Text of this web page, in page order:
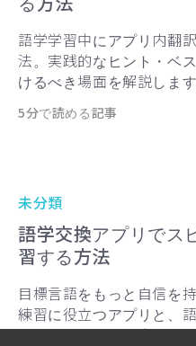
語学学習中にアプリ内翻
法。実践的なヒント・ベ
けるべき場面を解説します
5分で読める記事
未分類
語学交換アプリでス
習する方法
目標言語をもっと自信を
練習に役立つアプリと、
ためのヒントを紹介しま